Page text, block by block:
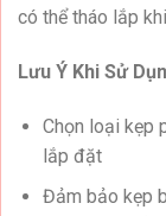
có thể tháo lắp
Lưu Ý Khi Sử
Chọn loại kẹp
lắp đặt
Đảm bảo kẹp